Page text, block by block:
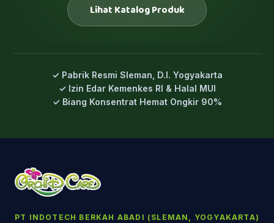
Lihat Katalog Produk
✓ Pabrik Resmi Sleman, D.I. Yogyakarta
✓ Izin Edar Kemenkes RI & Halal MUI
✓ Biang Konsentrat Hemat Ongkir 90%
PT INDOTECH BERKAH ABADI (SLEMAN, YOGYAKARTA)